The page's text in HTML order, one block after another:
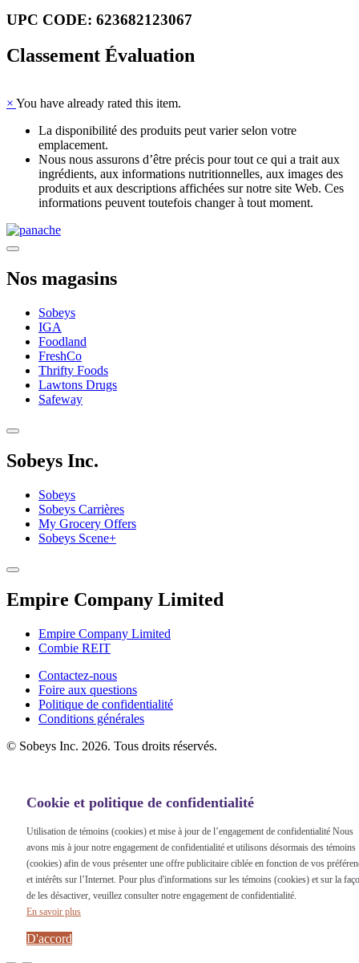
UPC CODE: 623682123067
Classement Évaluation
× You have already rated this item.
La disponibilité des produits peut varier selon votre
emplacement.
Nous nous assurons d’être précis pour tout ce qui a trait aux
ingrédients, aux informations nutritionnelles, aux images des
produits et aux descriptions affichées sur notre site Web. Ces
informations peuvent toutefois changer à tout moment.
Nos magasins
Sobeys
IGA
Foodland
FreshCo
Thrifty Foods
Lawtons Drugs
Safeway
Sobeys Inc.
Sobeys
Sobeys Carrières
My Grocery Offers
Sobeys Scene+
Empire Company Limited
Empire Company Limited
Combie REIT
Footer
Menu
Contactez-nous
Foire aux questions
Politique de confidentialité
Conditions générales
© Sobeys Inc. 2026. Tous droits réservés.
Cookie et politique de confidentialité
Utilisation de témoins (cookies) et mise à jour de l’engagement de confidentialité Nous
avons mis à jour notre engagement de confidentialité et utilisons désormais des témoins
(cookies) afin de vous présenter une offre publicitaire ciblée en fonction de vos
et intérêts sur l’Internet. Pour plus d'informations sur les témoins (cookies) et sur la
de les désactiver, veuillez consulter notre engagement de confidentialité.
En savoir plus
D'accord